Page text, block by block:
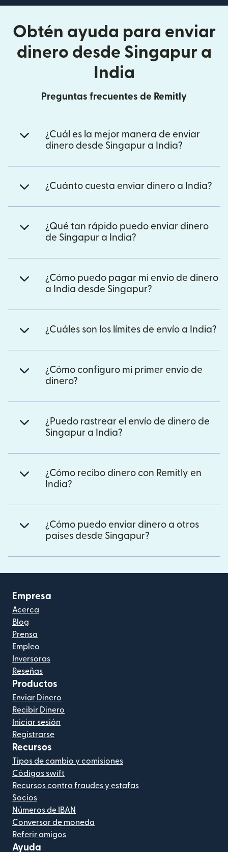
Obtén ayuda para enviar
dinero desde Singapur a
India
Preguntas frecuentes de Remitly
¿Cuál es la mejor manera de enviar
dinero desde Singapur a India?
¿Cuánto cuesta enviar dinero a India?
¿Qué tan rápido puedo enviar dinero
de Singapur a India?
¿Cómo puedo pagar mi envío de dinero
a India desde Singapur?
¿Cuáles son los límites de envío a India?
¿Cómo configuro mi primer envío de
dinero?
¿Puedo rastrear el envío de dinero de
Singapur a India?
¿Cómo recibo dinero con Remitly en
India?
¿Cómo puedo enviar dinero a otros
países desde Singapur?
Empresa
Acerca
Blog
Prensa
Empleo
Inversoras
Reseñas
Productos
Enviar Dinero
Recibir Dinero
Iniciar sesión
Registrarse
Recursos
Tipos de cambio y comisiones
Códigos swift
Recursos contra fraudes y estafas
Socios
Números de IBAN
Conversor de moneda
Referir amigos
Ayuda